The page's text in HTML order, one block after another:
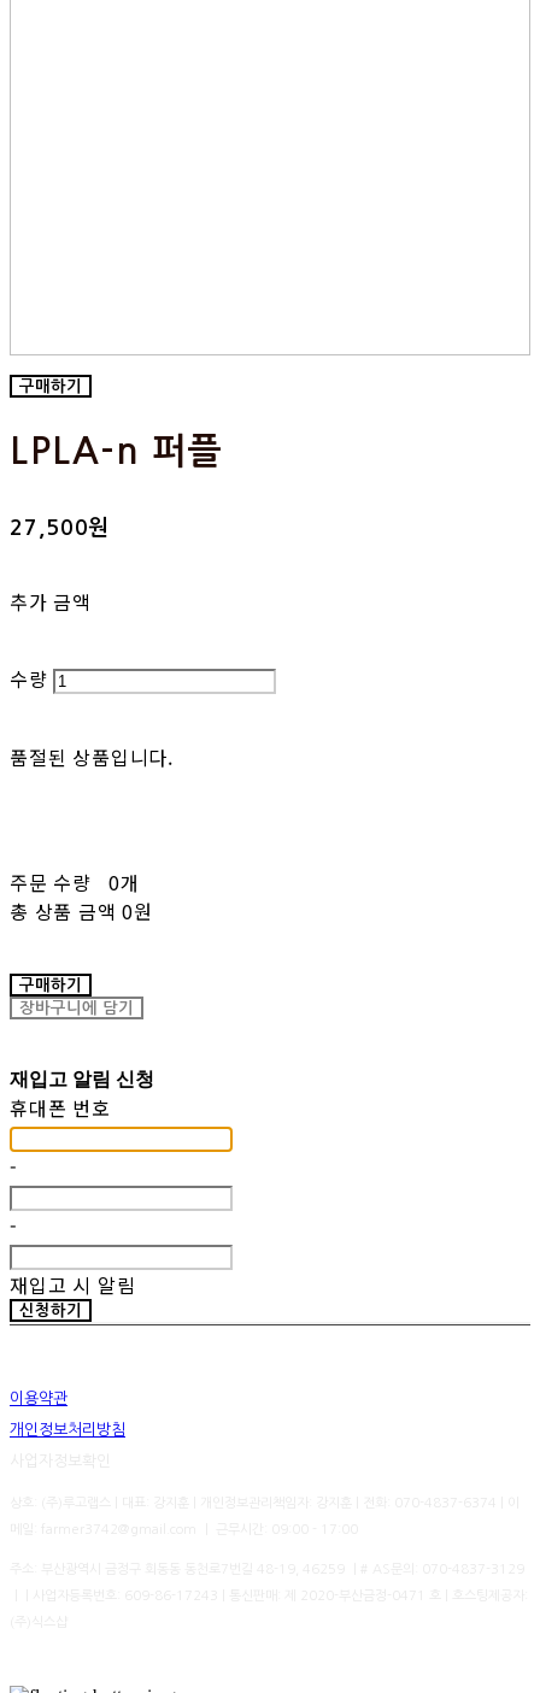
구매하기
LPLA-n 퍼플
27,500원
추가 금액
수량
품절된 상품입니다.
주문 수량
0개
총 상품 금액 0원
구매하기
장바구니에 담기
재입고 알림 신청
휴대폰 번호
-
-
재입고 시 알림
신청하기
이용약관
개인정보처리방침
사업자정보확인
상호: (주)루고랩스 | 대표: 강지훈 | 개인정보관리책임자: 강지훈 | 전화: 070-4837-6374 | 이
(주)식스샵